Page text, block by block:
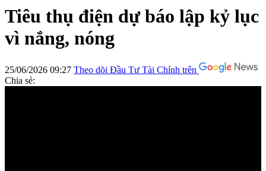
Tiêu thụ điện dự báo lập kỷ lục
vì nắng, nóng
25/06/2026 09:27 Theo dõi Đầu Tư Tài Chính trên
Chia sẻ: